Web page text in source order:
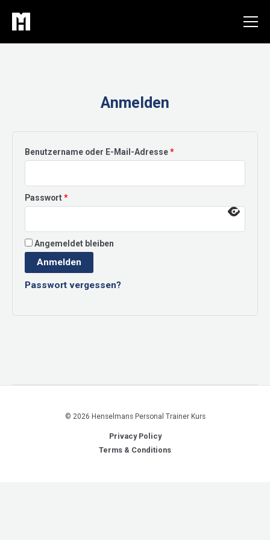
Inhalt
springen
Anmelden
Benutzername oder E-Mail-Adresse*Erforderlich
Passwort*Erforderlich
Angemeldet bleiben
Anmelden
Passwort vergessen?
© 2026 Henselmans Personal Trainer Kurs
Privacy Policy
Terms & Conditions